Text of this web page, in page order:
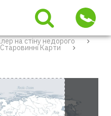
на стіну недорого
Старовинні Карти